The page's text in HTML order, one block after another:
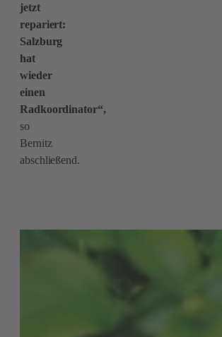
jetzt
repariert:
Salzburg
hat
wieder
einen
Radkoordinator“,
so
Bernitz
abschließend.